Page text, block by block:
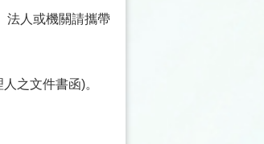
法人或機關請攜帶
之文件書函)。